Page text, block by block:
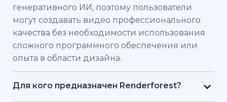
генеративного ИИ, поэтому пользователи
могут создавать видео профессионального
качества без необходимости использования
сложного программного обеспечения или
опыта в области дизайна.
Для кого предназначен Renderforest?